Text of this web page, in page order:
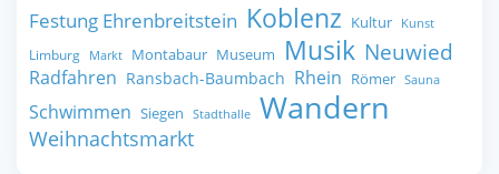
Festung Ehrenbreitstein Koblenz Kultur Kunst
Limburg Markt Montabaur Museum Musik Neuwied
Radfahren Ransbach-Baumbach Rhein Römer Sauna
Schwimmen Siegen Stadthalle Wandern
Weihnachtsmarkt